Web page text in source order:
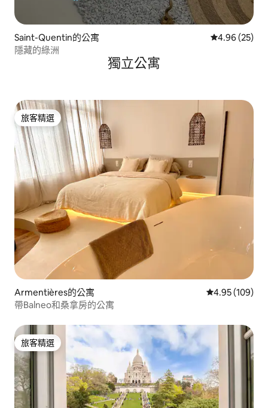
Saint-Quentin的公寓 從 25 則評價
4.96 (25)
隱藏的綠洲
獨立公寓
旅客精選
旅客精選
Armentières的公寓 從 109 則評價
4.95 (109)
帶Balneo和桑拿房的公寓
旅客精選
旅客精選